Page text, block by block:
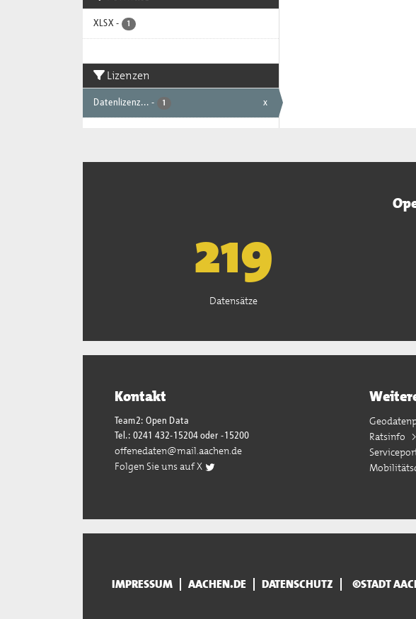
XLSX - 1
Lizenzen
Datenlizenz... - 1 x
222
Datensätze
Kontakt
Team2: Open Data
Tel.: 0241 432-15204 oder -15200
offenedaten@mail.aachen.de
Folgen Sie uns auf X
Ratsinfo
IMPRESSUM AACHEN.DE DATENSCHUTZ ©STADT